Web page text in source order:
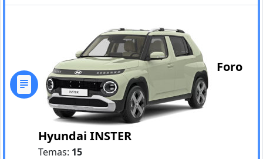
Foro
Hyundai INSTER
Temas: 15